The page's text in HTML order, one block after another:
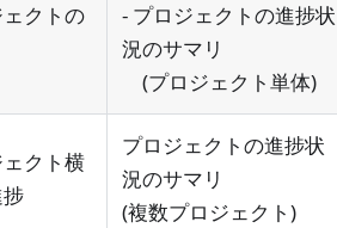
クトの
- プロジェクトの進捗状
況のサマリ
(プロジェクト単体)
クト横
プロジェクトの進捗状
況のサマリ
(複数プロジェクト)